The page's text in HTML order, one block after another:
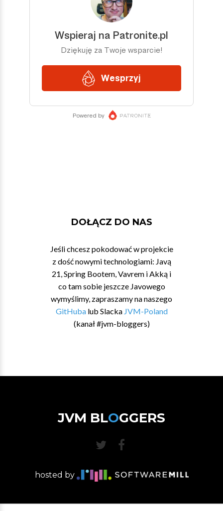
DOŁĄCZ DO NAS
Jeśli chcesz pokodować w projekcie
z dość nowymi technologiami: Javą
21, Spring Bootem, Vavrem i Akką i
co tam sobie jeszcze Javowego
wymyślimy, zapraszamy na naszego
GitHubalub Slacka JVM-Poland
(kanał #jvm-bloggers)
JVM BLOGGERS
hosted by